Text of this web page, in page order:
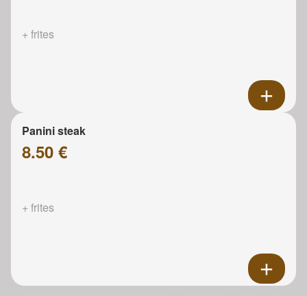
+ frites
Panini steak
8.50 €
+ frites